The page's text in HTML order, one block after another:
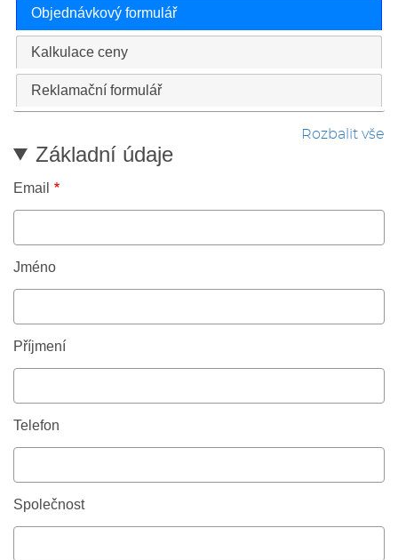
Objednávkový formulář
Kalkulace ceny
Reklamační formulář
Rozbalit vše
Základní údaje
Email
Jméno
Příjmení
Telefon
Společnost